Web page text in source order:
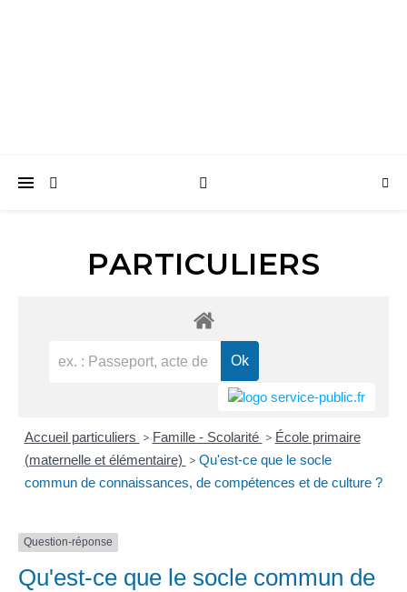
PARTICULIERS
Accueil particuliers > Famille - Scolarité > École primaire
(maternelle et élémentaire) > Qu'est-ce que le socle
commun de connaissances, de compétences et de culture ?
Question-réponse
Qu'est-ce que le socle commun de